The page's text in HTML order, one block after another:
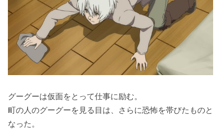
グーグーは仮面をとって仕事に励む。
町の人のグーグーを見る目は、さらに恐怖を帯びたものと
なった。